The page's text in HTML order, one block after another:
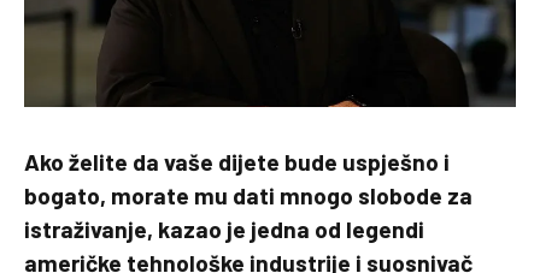
Ako želite da vaše dijete bude uspješno i
bogato, morate mu dati mnogo slobode za
istraživanje, kazao je jedna od legendi
američke tehnološke industrije i suosnivač